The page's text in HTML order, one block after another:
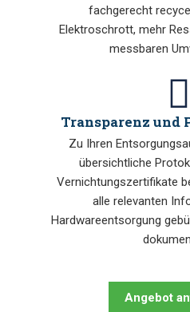
fachgerecht
Elektroschrott, mehr
messbaren
Transparenz und
Zu Ihren
übersichtliche
Vernichtungszertifikate
alle relevanten
Hardwareentsorgung
Angebot